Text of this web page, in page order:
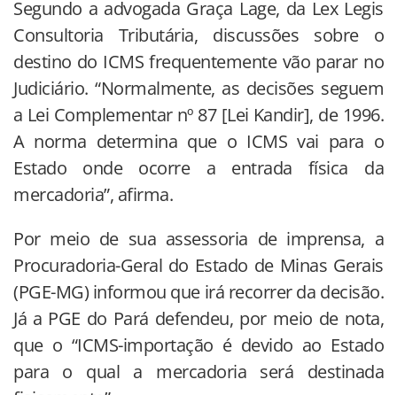
Segundo a advogada Graça Lage, da Lex Legis
Consultoria Tributária, discussões sobre o
destino do ICMS frequentemente vão parar no
Judiciário. “Normalmente, as decisões seguem
a Lei Complementar nº 87 [Lei Kandir], de 1996.
A norma determina que o ICMS vai para o
Estado onde ocorre a entrada física da
mercadoria”, afirma.
Por meio de sua assessoria de imprensa, a
Procuradoria-Geral do Estado de Minas Gerais
(PGE-MG) informou que irá recorrer da decisão.
Já a PGE do Pará defendeu, por meio de nota,
que o “ICMS-importação é devido ao Estado
para o qual a mercadoria será destinada